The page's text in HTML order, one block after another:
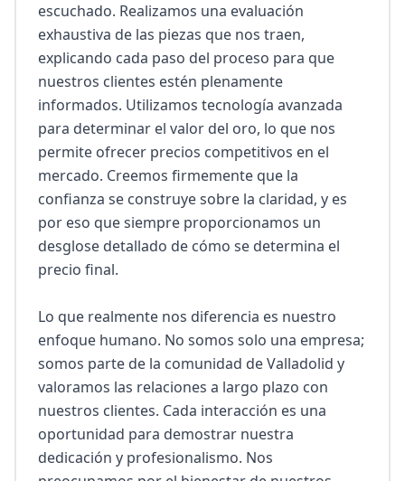
escuchado. Realizamos una evaluación
exhaustiva de las piezas que nos traen,
explicando cada paso del proceso para que
nuestros clientes estén plenamente
informados. Utilizamos tecnología avanzada
para determinar el valor del oro, lo que nos
permite ofrecer precios competitivos en el
mercado. Creemos firmemente que la
confianza se construye sobre la claridad, y es
por eso que siempre proporcionamos un
desglose detallado de cómo se determina el
precio final.
Lo que realmente nos diferencia es nuestro
enfoque humano. No somos solo una empresa;
somos parte de la comunidad de Valladolid y
valoramos las relaciones a largo plazo con
nuestros clientes. Cada interacción es una
oportunidad para demostrar nuestra
dedicación y profesionalismo. Nos